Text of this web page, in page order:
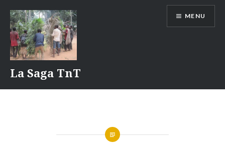
contenu
La Saga TnT
MENU